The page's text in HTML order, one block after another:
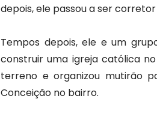
depois, ele passou a ser corretor
Tempos depois, ele e um
construir uma igreja católica
terreno e organizou mutirão
Conceição no bairro.